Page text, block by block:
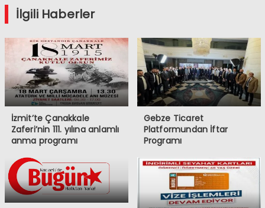
İlgili Haberler
İzmit’te Çanakkale
Zaferi’nin 111. yılına anlamlı
anma programı
Gebze Ticaret
Platformundan İftar
Programı